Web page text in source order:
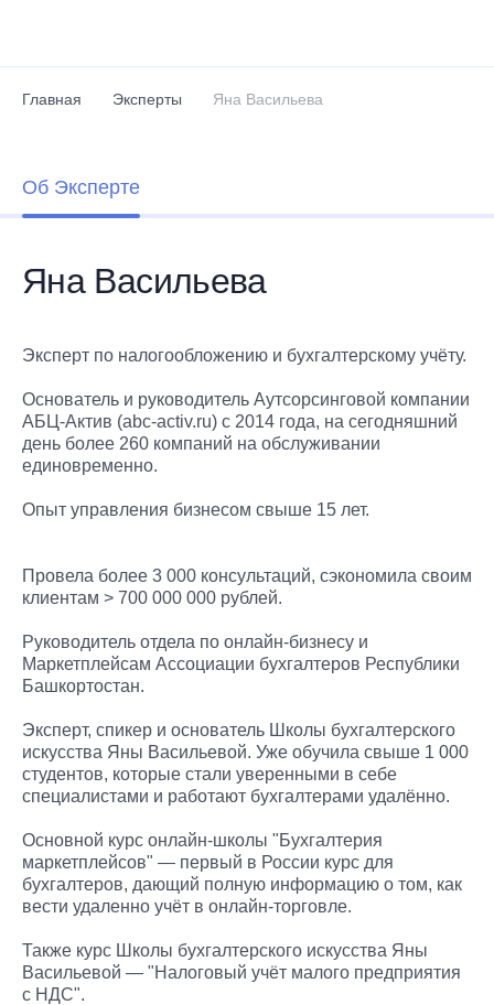
Главная Эксперты Яна Васильева
Об Эксперте
Яна Васильева
Эксперт по налогообложению и бухгалтерскому учёту.
Основатель и руководитель Аутсорсинговой компании
АБЦ-Актив (abc-activ.ru) c 2014 года, на сегодняшний
день более 260 компаний на обслуживании
единовременно.
Опыт управления бизнесом свыше 15 лет.
Провела более 3 000 консультаций, сэкономила своим
клиентам > 700 000 000 рублей.
Руководитель отдела по онлайн-бизнесу и
Маркетплейсам Ассоциации бухгалтеров Республики
Башкортостан.
Эксперт, спикер и основатель Школы бухгалтерского
искусства Яны Васильевой. Уже обучила свыше 1 000
студентов, которые стали уверенными в себе
специалистами и работают бухгалтерами удалённо.
Основной курс онлайн-школы "Бухгалтерия
маркетплейсов" — первый в России курс для
бухгалтеров, дающий полную информацию о том, как
вести удаленно учёт в онлайн-торговле.
Также курс Школы бухгалтерского искусства Яны
Васильевой — "Налоговый учёт малого предприятия
с НДС".